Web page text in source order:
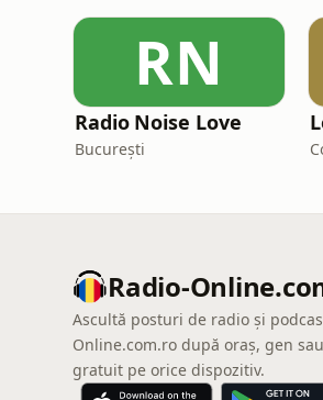
RN
Radio Noise Love
București
Radio-
Ascultă posturi de radio și
Online.com.ro după oraș, gen
gratuit pe orice dispozitiv.